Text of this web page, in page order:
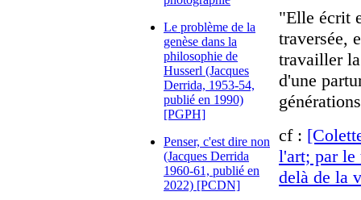
Le problème de la
genèse dans la
philosophie de
Husserl (Jacques
Derrida, 1953-54,
publié en 1990)
[PGPH]
Penser, c'est dire non
(Jacques Derrida
1960-61, publié en
2022) [PCDN]
"Elle écrit
traversée,
travailler
d'une
cf :
l'art; par le
delà de la